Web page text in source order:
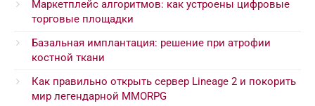
Маркетплейс алгоритмов: как устроены цифровые
торговые площадки
Базальная имплантация: решение при атрофии
костной ткани
Как правильно открыть сервер Lineage 2 и покорить
мир легендарной MMORPG